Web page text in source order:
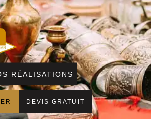
RÉALISATIONS
DEVIS GRATUIT